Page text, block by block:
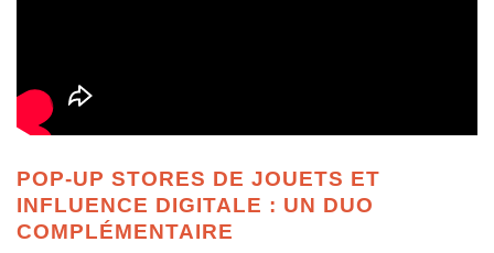
POP-UP STORES DE JOUETS ET
INFLUENCE DIGITALE : UN DUO
COMPLÉMENTAIRE